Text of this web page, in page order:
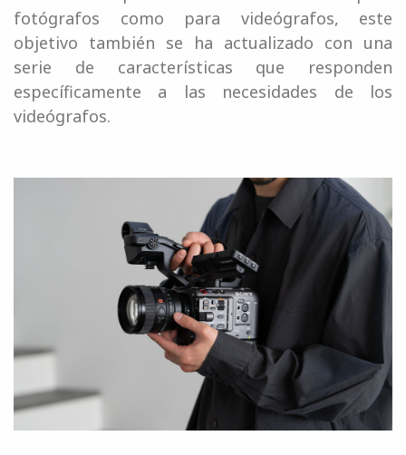
fotógrafos como para videógrafos, este
objetivo también se ha actualizado con una
serie de características que responden
específicamente a las necesidades de los
videógrafos.